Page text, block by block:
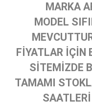
MARKA
MODEL
FİYATLAR İÇİN
SİTEMİZDE
TAMAMI